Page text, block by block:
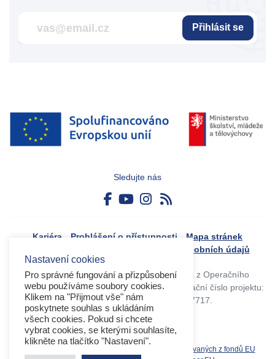
Přihlásit se
Sledujte nás
Kariéra Prohlášení o přístupnosti
Mapa stránek
Zásady ochrany osobních údajů
Tvorba webového portálu byla financovaná z Operačního
programu Výzkum, vývoj a vzdělávání. Registrační číslo projektu:
CZ.02.4.125/0.0/0.0/17_045/0017717.
Databáze produktů spolufinancovaných z fondů EU
Nastavení cookies
Pro správné fungování a přizpůsobení
webu používáme soubory cookies.
Klikem na "Přijmout vše" nám
poskytnete souhlas s ukládáním
všech cookies. Pokud si chcete
vybrat cookies, se kterými souhlasíte,
klikněte na tlačítko "Nastavení".